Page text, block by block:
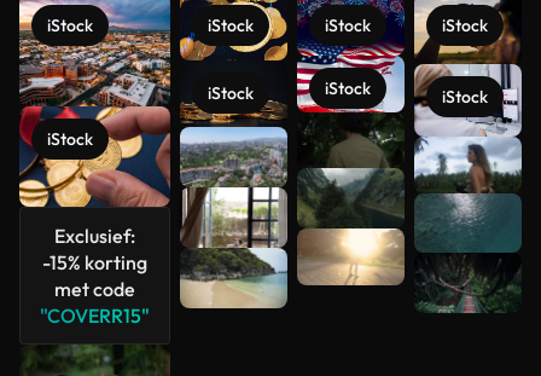
iStock
iStock
Exclusief:
-15% korting
met code
"COVERR15"
iStock
iStock
iStock
iStock
iStock
iStock
Meer
bekijken